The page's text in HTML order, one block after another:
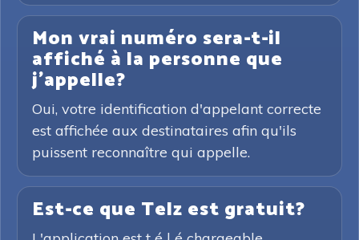
Mon vrai numéro sera-t-il
affiché à la personne que
j'appelle?
Oui, votre identification d'appelant correcte
est affichée aux destinataires afin qu'ils
puissent reconnaître qui appelle.
Est-ce que Telz est gratuit?